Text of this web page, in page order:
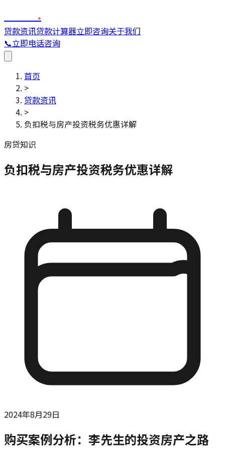
.
贷款资讯贷款计算器立即咨询关于我们
📞立即电话咨询
首页
>
贷款资讯
>
负扣税与房产投资税务优惠详解
房贷知识
负扣税与房产投资税务优惠详解
2024年8月29日
购买案例分析：李先生的投资房产之路